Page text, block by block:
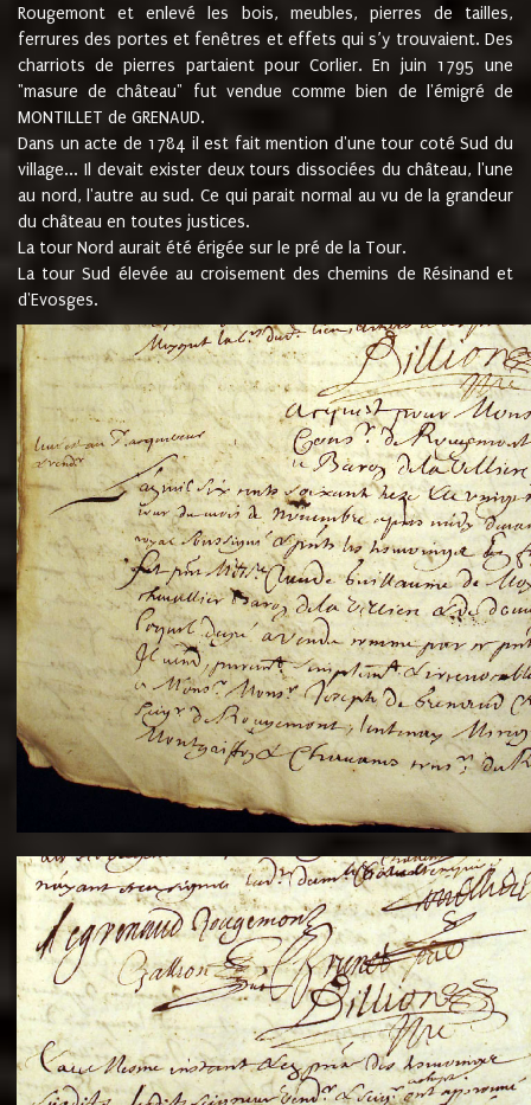
Rougemont et enlevé les bois, meubles, pierres de tailles,
ferrures des portes et fenêtres et effets qui s’y trouvaient. Des
charriots de pierres partaient pour Corlier. En juin 1795 une
"masure de château" fut vendue comme bien de l'émigré de
MONTILLET de GRENAUD.
Dans un acte de 1784 il est fait mention d'une tour coté Sud du
village... Il devait exister deux tours dissociées du château, l'une
au nord, l'autre au sud. Ce qui parait normal au vu de la grandeur
du château en toutes justices.
La tour Nord aurait été érigée sur le pré de la Tour.
La tour Sud élevée au croisement des chemins de Résinand et
d'Evosges.